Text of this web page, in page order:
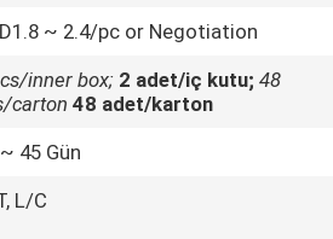
~ 2.4/pc or Negotiation
inner box; 2 adet/iç kutu; 48
carton 48 adet/karton
45 Gün
L/C